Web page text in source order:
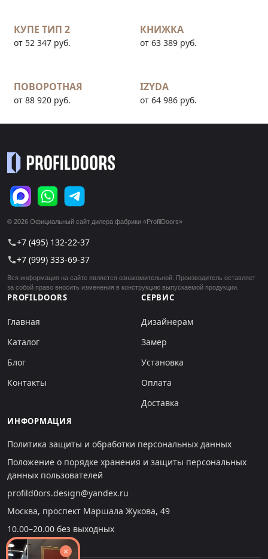
КУПЕ ТИП 2
от 52 347 руб.
КНИЖКА
от 63 389 руб.
ПОВОРОТНАЯ
от 88 920 руб.
IZYDA
от 64 986 руб.
© 2026 Официальный сайт дилера фабрики «ProfilDoors»
call+7 (495) 132-22-37
call+7 (999) 333-69-37
Вся информация на сайте является ознакомительной. Производитель оставляет
за собой право вносить изменения в конструкцию выпускаемой продукции.
PROFILDOORS
Главная
Каталог
Блог
Контакты
СЕРВИС
Дизайнерам
Замер
Установка
Оплата
Доставка
ИНФОРМАЦИЯ
Политика защиты и обработки персональных данных
Положение о порядке хранения и защиты персональных
данных пользователей
profild0ors.design@yandex.ru
Москва, проспект Маршала Жукова, 49
10.00–20.00 без выходных
×